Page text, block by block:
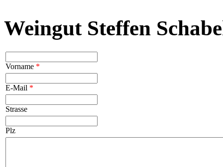
Weingut Steffen
Vorname *
E-Mail *
Strasse
Plz